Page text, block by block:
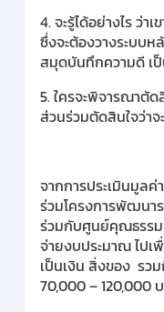
4. จะรู้ได้อย่างไร ว่า
ซึ่งจะต้องวางระบบ
สมุดบันทึกความดี เ
5. ใครจะพิจารณาตั
ส่วนร่วมตัดสินใจว่าจ
จากการประเมินมูลค่
ร่วมโครงการพัฒนา
ร่วมกับศูนย์คุณธรรม
จ่ายงบประมาณ ไป
เป็นเงิน สิ่งของ รว
70,000 – 120,000